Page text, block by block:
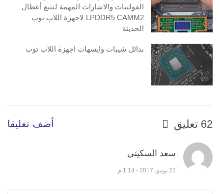
الفولتيات والاشارات المهمة لتتبع أعطال
LPDDR5 CAMM2 لاجهزة اللاب توب
الحديثة
بدائل شيبات وايسهات اجهزة اللاب توب
62 تعليق أضف تعليقا
سعد السكيني
22 يونيو، 2017 - 1:14 م